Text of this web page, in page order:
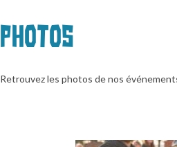
Photos
Retrouvez les photos de nos